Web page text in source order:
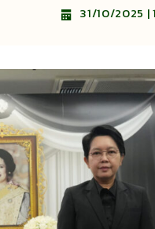
31/10/2025 |